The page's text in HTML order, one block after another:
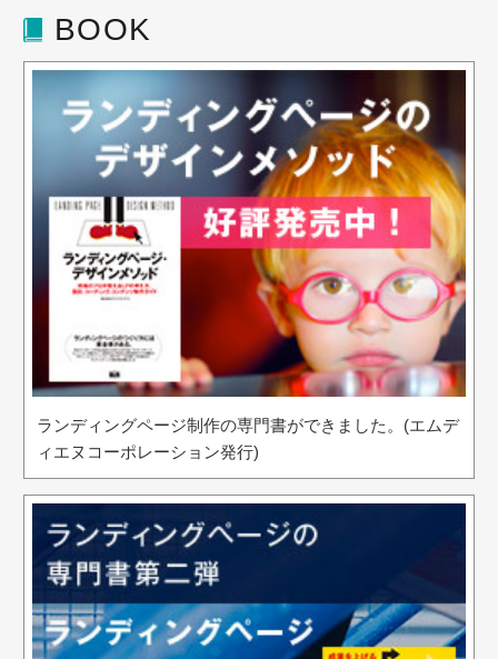
BOOK
ランディングページ制作の専門書ができました。(エムデ
ィエヌコーポレーション発行)